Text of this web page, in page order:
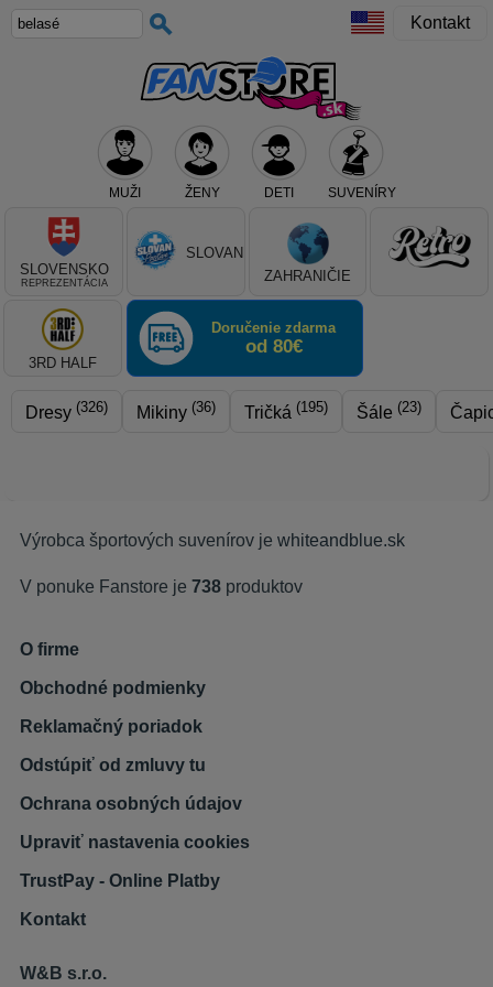
Kontakt
MUŽI ŽENY DETI SUVENÍRY
Teraz vyberte klub, alebo typ výrobku
SLOVENSKO
REPREZENTÁCIA
SLOVAN
ZAHRANIČIE
3RD HALF
Doručenie zdarma
od 80€
Dresy (326) Mikiny (36) Tričká (195) Šále (23)
Výrobca športových suvenírov je whiteandblue.sk
V ponuke Fanstore je 738 produktov
O firme
Obchodné podmienky
Reklamačný poriadok
Odstúpiť od zmluvy tu
Ochrana osobných údajov
Upraviť nastavenia cookies
TrustPay - Online Platby
Kontakt
W&B s.r.o.